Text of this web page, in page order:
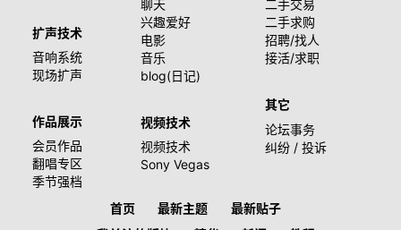
扩声技术
音响系统
现场扩声
作品展示
会员作品
翻唱专区
季节强档
聊天
兴趣爱好
电影
音乐
blog(日记)
视频技术
视频技术
Sony Vegas
二手交易
二手求购
招聘/找人
接活/求职
其它
论坛事务
纠纷 / 投诉
首页 最新主题
最新贴子